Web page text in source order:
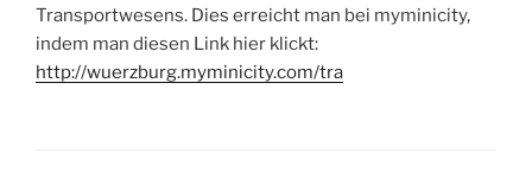
Transportwesens. Dies erreicht man bei myminicity,
indem man diesen Link hier klickt:
http://wuerzburg.myminicity.com/tra